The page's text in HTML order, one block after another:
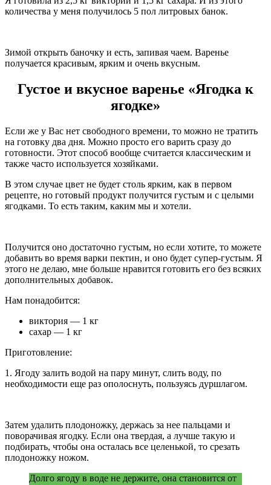
количества у меня получилось 5 пол литровых банок.
Зимой открыть баночку и есть, запивая чаем. Варенье
получается красивым, ярким и очень вкусным.
Густое и вкусное варенье «Ягодка к
ягодке»
Если же у Вас нет свободного времени, то можно не тратить
на готовку два дня. Можно просто его варить сразу до
готовности. Этот способ вообще считается классическим и
также часто используется хозяйками.
В этом случае цвет не будет столь ярким, как в первом
рецепте, но готовый продукт получится густым и с целыми
ягодками. То есть таким, каким мы и хотели.
Получится оно достаточно густым, но если хотите, то можете
добавить во время варки пектин, и оно будет супер-густым. Я
этого не делаю, мне больше нравится готовить его без всяких
дополнительных добавок.
Нам понадобится:
виктория — 1 кг
сахар — 1 кг
Приготовление:
1. Ягоду залить водой на пару минут, слить воду, по
необходимости еще раз ополоснуть, пользуясь дуршлагом.
Затем удалить плодоножку, держась за нее пальцами и
поворачивая ягодку. Если она твердая, а лучше такую и
подбирать, чтобы она осталась все целенькой, то срезать
плодоножку ножом.
Долго ягоду в воде не держите, она становится от